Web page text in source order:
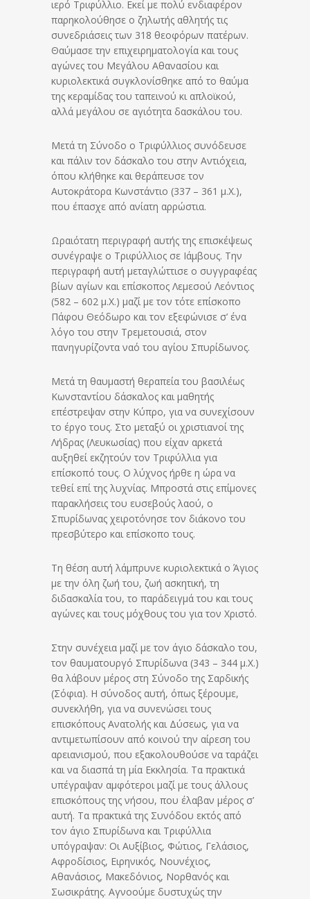
ιερό Τριφύλλιο. Εκεί με πολύ ενδιαφέρον
παρηκολούθησε ο ζηλωτής αθλητής τις
συνεδριάσεις των 318 θεοφόρων πατέρων.
Θαύμασε την επιχειρηματολογία και τους
αγώνες του Μεγάλου Αθανασίου και
κυριολεκτικά συγκλονίσθηκε από το θαύμα
της κεραμίδας του ταπεινού κι απλοϊκού,
αλλά μεγάλου σε αγιότητα δασκάλου του.
Μετά τη Σύνοδο ο Τριφύλλιος συνόδευσε
και πάλιν τον δάσκαλο του στην Αντιόχεια,
όπου κλήθηκε και θεράπευσε τον
Αυτοκράτορα Κωνστάντιο (337 – 361 μ.Χ.),
που έπασχε από ανίατη αρρώστια.
Ωραιότατη περιγραφή αυτής της επισκέψεως
συνέγραψε ο Τριφύλλιος σε Ιάμβους. Την
περιγραφή αυτή μεταγλώττισε ο συγγραφέας
βίων αγίων και επίσκοπος Λεμεσού Λεόντιος
(582 – 602 μ.Χ.) μαζί με τον τότε επίσκοπο
Πάφου Θεόδωρο και τον εξεφώνισε σ’ ένα
λόγο του στην Τρεμετουσιά, στον
πανηγυρίζοντα ναό του αγίου Σπυρίδωνος.
Μετά τη θαυμαστή θεραπεία του βασιλέως
Κωνσταντίου δάσκαλος και μαθητής
επέστρεψαν στην Κύπρο, για να συνεχίσουν
το έργο τους. Στο μεταξύ οι χριστιανοί της
Λήδρας (Λευκωσίας) που είχαν αρκετά
αυξηθεί εκζητούν τον Τριφύλλια για
επίσκοπό τους. Ο λύχνος ήρθε η ώρα να
τεθεί επί της λυχνίας. Μπροστά στις επίμονες
παρακλήσεις του ευσεβούς λαού, ο
Σπυρίδωνας χειροτόνησε τον διάκονο του
πρεσβύτερο και επίσκοπο τους.
Τη θέση αυτή λάμπρυνε κυριολεκτικά ο Άγιος
με την όλη ζωή του, ζωή ασκητική, τη
διδασκαλία του, το παράδειγμά του και τους
αγώνες και τους μόχθους του για τον Χριστό.
Στην συνέχεια μαζί με τον άγιο δάσκαλο του,
τον θαυματουργό Σπυρίδωνα (343 – 344 μ.Χ.)
θα λάβουν μέρος στη Σύνοδο της Σαρδικής
(Σόφια). Η σύνοδος αυτή, όπως ξέρουμε,
συνεκλήθη, για να συνενώσει τους
επισκόπους Ανατολής και Δύσεως, για να
αντιμετωπίσουν από κοινού την αίρεση του
αρειανισμού, που εξακολουθούσε να ταράζει
και να διασπά τη μία Εκκλησία. Τα πρακτικά
υπέγραψαν αμφότεροι μαζί με τους άλλους
επισκόπους της νήσου, που έλαβαν μέρος σ’
αυτή. Τα πρακτικά της Συνόδου εκτός από
τον άγιο Σπυρίδωνα και Τριφύλλια
υπόγραψαν: Οι Αυξίβιος, Φώτιος, Γελάσιος,
Αφροδίσιος, Ειρηνικός, Νουνέχιος,
Αθανάσιος, Μακεδόνιος, Νορθανός και
Σωσικράτης. Αγνοούμε δυστυχώς την